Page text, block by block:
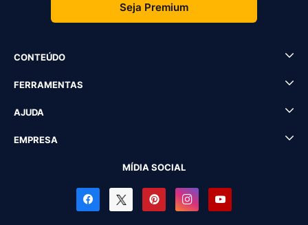
Seja Premium
CONTEÚDO
FERRAMENTAS
AJUDA
EMPRESA
MÍDIA SOCIAL